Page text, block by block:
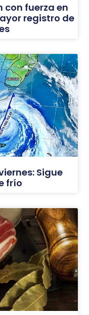
con fuerza en
registro de
Sigue
frío